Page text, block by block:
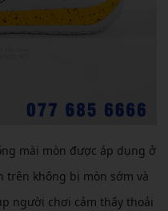
mài mòn được áp dụng ở
trên không bị mòn sớm và
người chơi cảm thấy thoải